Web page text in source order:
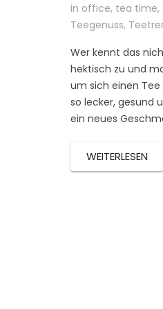
in office, tea time,
Teegenuss,
Wer kennt das
hektisch zu und
um sich einen
so lecker, gesund
ein neues
WEITERLESEN